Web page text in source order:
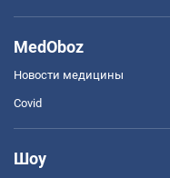
MedOboz
Новости медицины
Covid
Шоу